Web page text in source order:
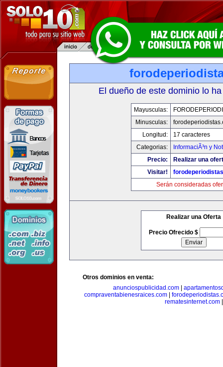
El dueño de este dominio lo
Mayusculas:
Minusculas:
Longitud:
17 caracteres
Categorias:
InformaciÃ³n y
Precio:
Realizar una
Visitar!
Serán consideradas
Realizar una Oferta
Precio Ofrecido $
Otros dominios en venta:
anunciospublicidad.com|
compraventabienesraices.com
rematesinternet.com|